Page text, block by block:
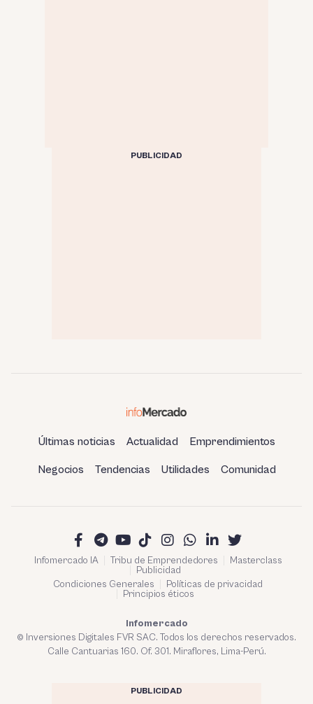
PUBLICIDAD
Últimas noticias Actualidad Emprendimientos
Negocios Tendencias Utilidades Comunidad
Infomercado IA Tribu de Emprendedores
Masterclass
Publicidad
Condiciones Generales
Políticas de privacidad
Principios éticos
Infomercado
© Inversiones Digitales FVR SAC. Todos los derechos reservados.
Calle Cantuarias 160. Of. 301. Miraflores, Lima-Perú.
PUBLICIDAD